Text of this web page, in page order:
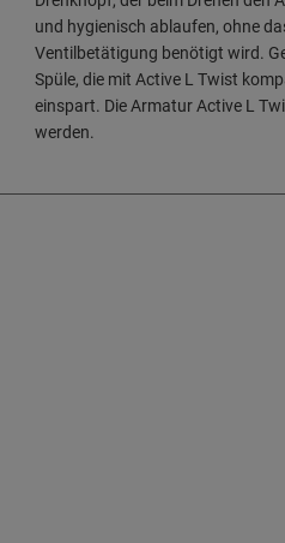
und hygienisch ablaufen, ohne
Ventilbetätigung benötigt wird.
Spüle, die mit Active L Twist
einspart. Die Armatur Active L
werden.